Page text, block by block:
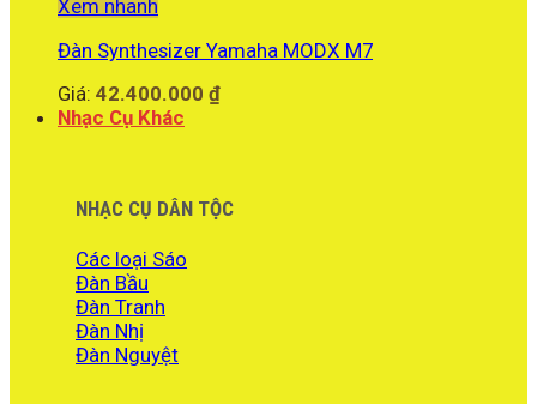
Xem nhanh
Đàn Synthesizer Yamaha MODX M7
Giá: 42.400.000 ₫
Nhạc Cụ Khác
NHẠC CỤ DÂN TỘC
Các loại Sáo
Đàn Bầu
Đàn Tranh
Đàn Nhị
Đàn Nguyệt